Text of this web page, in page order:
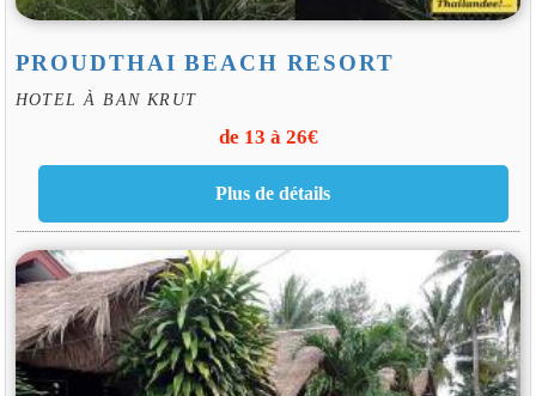
PROUDTHAI BEACH RESORT
HOTEL À BAN KRUT
de 13 à 26€